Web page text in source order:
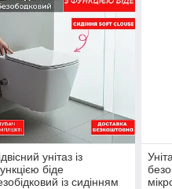
унітаз із
біде
із сидінням